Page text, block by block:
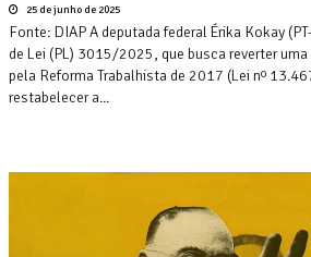
25 de junho de 2025
Fonte: DIAP A deputada federal Érika Kokay
de Lei (PL) 3015/2025, que busca reverter
pela Reforma Trabalhista de 2017 (Lei nº
restabelecer a...